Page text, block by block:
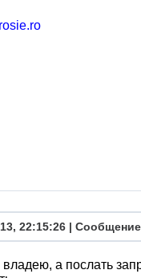
22:15:26 |
а послать